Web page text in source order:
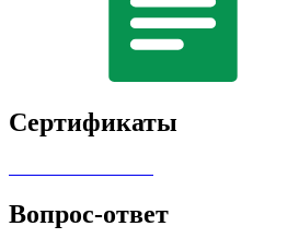
Сертификаты
Вопрос-ответ